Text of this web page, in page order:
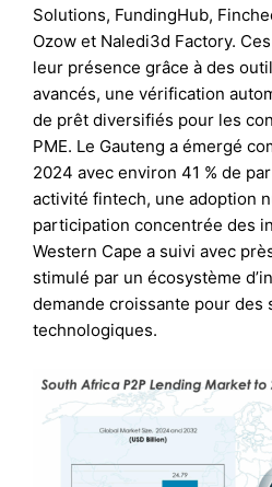
Solutions, FundingHub,
Ozow et Naledi3d Factory.
leur présence grâce à des
avancés, une vérification
de prêt diversifiés pour les
PME. Le Gauteng a émergé
2024 avec environ 41 % de
activité fintech, une adoption
participation concentrée des
Western Cape a suivi avec
stimulé par un écosystème
demande croissante pour des
technologiques.